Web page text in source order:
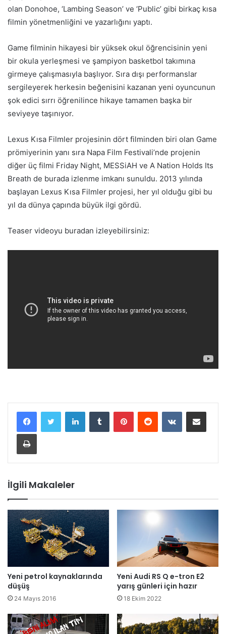
olan Donohoe, ‘Lambing Season’ ve ‘Public’ gibi birkaç kısa
filmin yönetmenliğini ve yazarlığını yaptı.
Game filminin hikayesi bir yüksek okul öğrencisinin yeni
bir okula yerleşmesi ve şampiyon basketbol takımına
girmeye çalışmasıyla başlıyor. Sıra dışı performanslar
sergileyerek herkesin beğenisini kazanan yeni oyuncunun
şok edici sırrı öğrenilince hikaye tamamen başka bir
seviyeye taşınıyor.
Lexus Kısa Filmler projesinin dört filminden biri olan Game
prömiyerinin yanı sıra Napa Film Festivali’nde projenin
diğer üç filmi Friday Night, MESSiAH ve A Nation Holds Its
Breath de burada izlenme imkanı sunuldu. 2013 yılında
başlayan Lexus Kısa Filmler projesi, her yıl olduğu gibi bu
yıl da dünya çapında büyük ilgi gördü.
Teaser videoyu buradan izleyebilirsiniz:
İlgili Makaleler
Yeni petrol kaynaklarında
düşüş
24 Mayıs 2016
Yeni Audi RS Q e-tron E2
yarış günleri için hazır
18 Ekim 2022